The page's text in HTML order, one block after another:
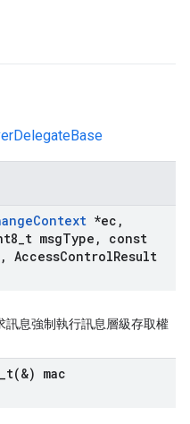
Context *ec ,
t msgType ,
const
, AccessControlResult
訊息強制執行訊息層級存取權
&) mac